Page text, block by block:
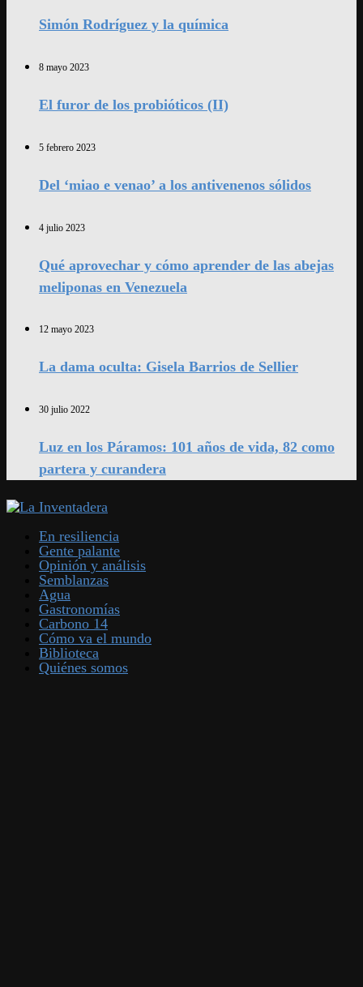
Simón Rodríguez y la química
8 mayo 2023
El furor de los probióticos (II)
5 febrero 2023
Del ‘miao e venao’ a los antivenenos sólidos
4 julio 2023
Qué aprovechar y cómo aprender de las abejas
meliponas en Venezuela
12 mayo 2023
La dama oculta: Gisela Barrios de Sellier
30 julio 2022
Luz en los Páramos: 101 años de vida, 82 como
partera y curandera
En resiliencia
Gente palante
Opinión y análisis
Semblanzas
Agua
Gastronomías
Carbono 14
Cómo va el mundo
Biblioteca
Quiénes somos